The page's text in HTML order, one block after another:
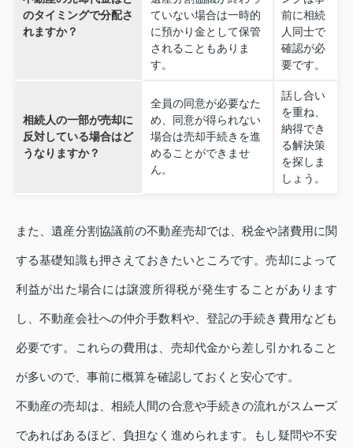
のタイミングで分配さ
れますか？
ていない場合は一時的
に預かり金として保管
されることもありま
す。
前に相続
人同士で
確認が必
要です。
相続人の一部が売却に
反対している場合はど
うなりますか？
全員の同意が必要なた
め、同意が得られない
場合は売却手続きを進
めることができませ
ん。
話し合い
を重ね、
納得でき
る解決策
を探しま
しょう。
また、遺産分割協議前の不動産売却では、税金や諸費用に関
する基礎知識も押さえておきたいところです。売却によって
利益が出た場合には譲渡所得税が発生することがあります
し、不動産会社への仲介手数料や、登記の手続き費用なども
必要です。これらの費用は、売却代金から差し引かれること
が多いので、事前に概算を確認しておくと安心です。
不動産の売却は、相続人間の合意や手続きの流れがスムーズ
であればあるほど、負担なく進められます。もし疑問や不安